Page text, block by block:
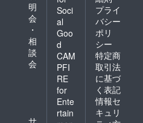
明
会
・
相
談
会
Soci
al
Goo
d
CAM
PFI
RE
for
Ente
rtain
プライ
バシー
ポリ
シー
特定商
取引法
に基づ
く表記
情報セ
キュリ